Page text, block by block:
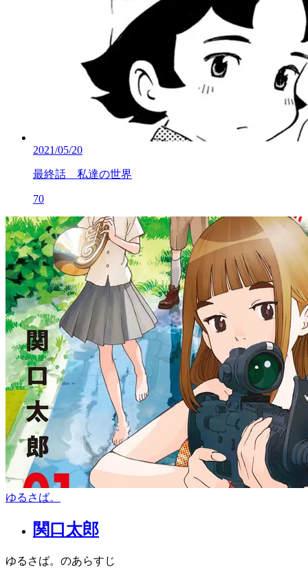
2021/05/20
最終話 私達の世界
70
ゆるさば。
関口太郎
ゆるさば。のあらすじ